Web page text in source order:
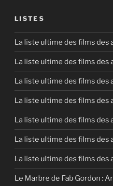
EMBED
LISTES
La liste ultime des films des
La liste ultime des films des
La liste ultime des films des
La liste ultime des films des
La liste ultime des films des
La liste ultime des films des
La liste ultime des films des
Le Marbre de Fab Gordon :